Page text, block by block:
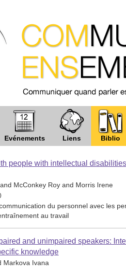
Evénements Liens Biblio
people with intellectual
McConkey Roy and Morris Irene
du personnel avec les
au travail
and unimpaired speakers:
knowledge
Markova Ivana